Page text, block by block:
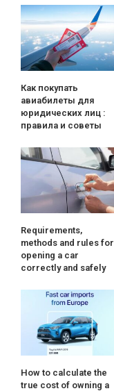
Как покупать
авиабилеты для
юридических лиц :
правила и советы
Requirements,
methods and rules for
opening a car
correctly and safely
How to calculate the
true cost of owning a